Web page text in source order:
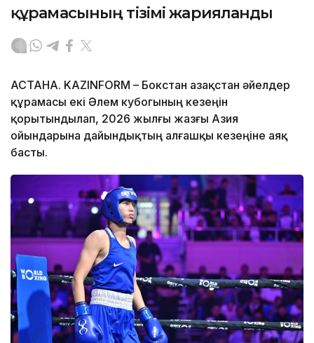
құрамасының тізімі жарияланды
АСТАНА. KAZINFORM – Бокстан Қазақстан әйелдер
құрамасы екі Әлем кубогының кезеңін
қорытындылап, 2026 жылғы жазғы Азия
ойындарына дайындықтың алғашқы кезеңіне аяқ
басты.